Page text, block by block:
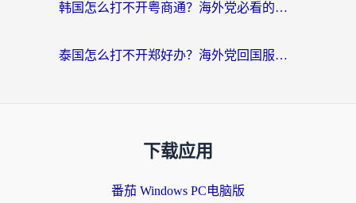
韩国怎么打不开粤商通？海外党必看的回国加速器选择指南（附加拿大农行俄罗斯有缘网解决方案）
泰国怎么打不开郑好办？海外党回国服务+影音追剧全搞定的实用指南
下载应用
番茄 Windows PC电脑版